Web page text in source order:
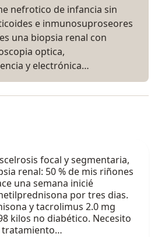
nefrotico de infancia sin
e inmunosuproseores
una biopsia renal con
optica,
y electrónica…
focal y segmentaria,
renal: 50 % de mis riñones
una semana inicié
por tres dias.
y tacrolimus 2.0 mg
kilos no diabético. Necesito
tratamiento…